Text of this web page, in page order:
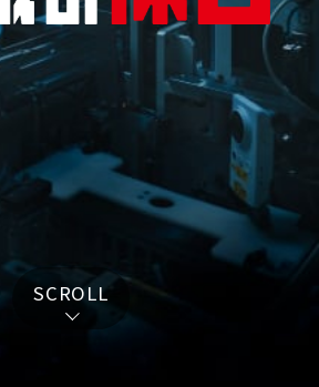
SCROLL